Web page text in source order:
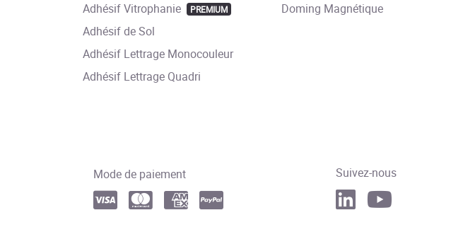
Adhésif Vitrophanie PREMIUM
Adhésif de Sol
Adhésif Lettrage Monocouleur
Adhésif Lettrage Quadri
Doming Magnétique
Mode de paiement Suivez-nous